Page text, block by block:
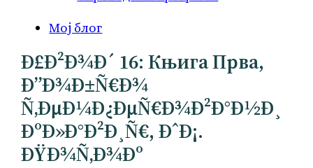
Мој блог
Ð£Ð²Ð¾Ð´ 16: Књига Прва,
Ð”Ð¾Ð±Ñ€Ð¾
Ñ‚ÐµÐ¼Ð¿ÐµÑ€Ð¾Ð²Ð°Ð½Ð¸
ÐºÐ»Ð°Ð²Ð¸Ñ€, ÐˆÐ¡.
ÐŸÐ¾Ñ‚Ð¾Ðº